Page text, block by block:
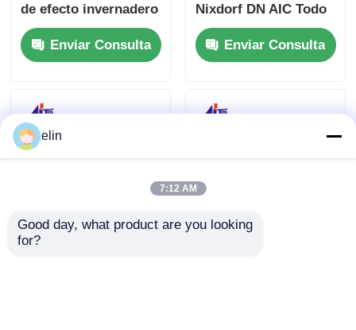
de efecto invernadero
es el valor de las
emisiones de gases
de efecto
Enviar Consulta
Nixdorf DN AIC Todo
en casete Desnudo
SeguroEnviar Consulta
elin
7:12 AM
Good day, what product are you looking
for?